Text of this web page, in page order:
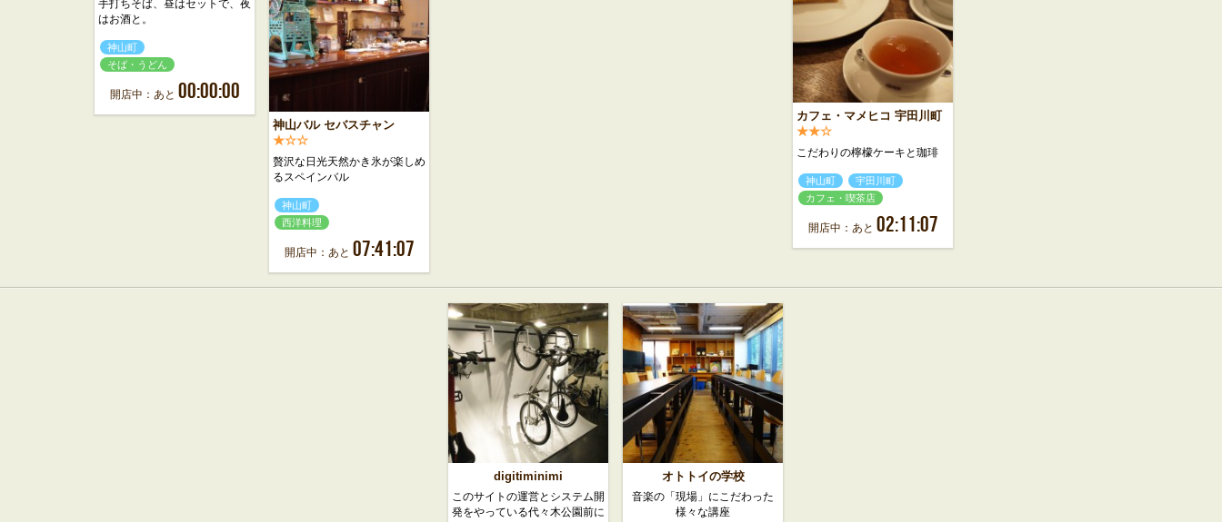
手打ちそば、昼はセットで、夜
はお酒と。
神山町
そば・うどん
開店中：あと 00:00:00
カフェ・マメヒコ 宇田川町
★★☆
こだわりの檸檬ケーキと珈琲
神山町
宇田川町
カフェ・喫茶店
開店中：あと 02:11:07
神山バル セバスチャン
★☆☆
贅沢な日光天然かき氷が楽しめ
るスペインバル
神山町
西洋料理
開店中：あと 07:41:07
digitiminimi
このサイトの運営とシステム開
発をやっている代々木公園前に
オトトイの学校
音楽の「現場」にこだわった
様々な講座